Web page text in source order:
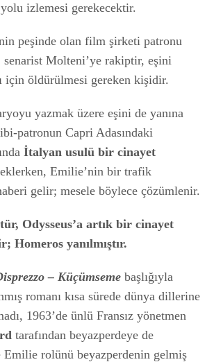
yolu izlemesi gerekecektir.
peşinde olan film şirketi patronu
senarist Molteni’ye rakiptir, eşini
için öldürülmesi gereken kişidir.
yazmak üzere eşini de yanına
patronun Capri Adasındaki
İtalyan usulü bir cinayet
Emilie’nin bir trafik
gelir; mesele böylece çözümlenir.
Odysseus’a artık bir cinayet
Homeros yanılmıştır.
– Küçümseme başlığıyla
romanı kısa sürede dünya dillerine
1963’de ünlü Fransız yönetmen
tarafından beyazperdeye de
Emilie rolünü beyazperdenin gelmiş